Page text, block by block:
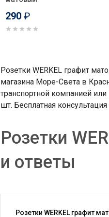
290 ₽
Розетки WERKEL графит
магазина Море-Света в
транспортной компанией
шт. Бесплатная
Розетки
и ответы
Розетки WERKEL графит